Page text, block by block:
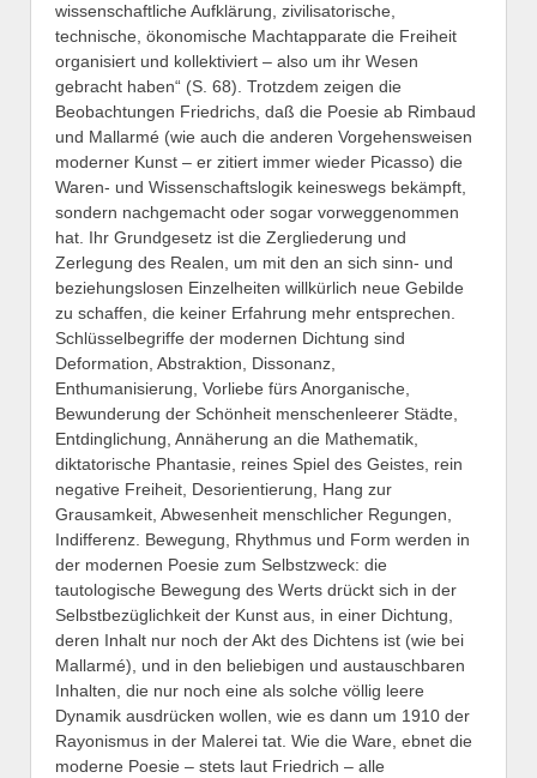
wissenschaftliche Aufklärung, zivilisatorische,
technische, ökonomische Machtapparate die Freiheit
organisiert und kollektiviert – also um ihr Wesen
gebracht haben“ (S. 68). Trotzdem zeigen die
Beobachtungen Friedrichs, daß die Poesie ab Rimbaud
und Mallarmé (wie auch die anderen Vorgehensweisen
moderner Kunst – er zitiert immer wieder Picasso) die
Waren- und Wissenschaftslogik keineswegs bekämpft,
sondern nachgemacht oder sogar vorweggenommen
hat. Ihr Grundgesetz ist die Zergliederung und
Zerlegung des Realen, um mit den an sich sinn- und
beziehungslosen Einzelheiten willkürlich neue Gebilde
zu schaffen, die keiner Erfahrung mehr entsprechen.
Schlüsselbegriffe der modernen Dichtung sind
Deformation, Abstraktion, Dissonanz,
Enthumanisierung, Vorliebe fürs Anorganische,
Bewunderung der Schönheit menschenleerer Städte,
Entdinglichung, Annäherung an die Mathematik,
diktatorische Phantasie, reines Spiel des Geistes, rein
negative Freiheit, Desorientierung, Hang zur
Grausamkeit, Abwesenheit menschlicher Regungen,
Indifferenz. Bewegung, Rhythmus und Form werden in
der modernen Poesie zum Selbstzweck: die
tautologische Bewegung des Werts drückt sich in der
Selbstbezüglichkeit der Kunst aus, in einer Dichtung,
deren Inhalt nur noch der Akt des Dichtens ist (wie bei
Mallarmé), und in den beliebigen und austauschbaren
Inhalten, die nur noch eine als solche völlig leere
Dynamik ausdrücken wollen, wie es dann um 1910 der
Rayonismus in der Malerei tat. Wie die Ware, ebnet die
moderne Poesie – stets laut Friedrich – alle